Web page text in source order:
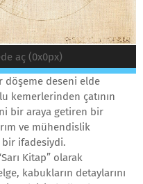
aç (0x0px)
döşeme deseni elde
kemerlerinden çatının
bir araya getiren bir
ve mühendislik
bir ifadesiydi.
Kitap” olarak
kabukların detaylarını